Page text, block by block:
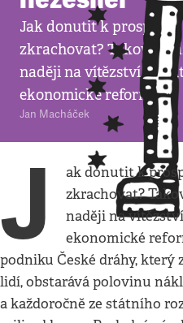
Jak donutit k
zkrachovat? Taková
naději na vítězství v
ekonomické reformy.
Jan Macháček
J
ak donutit k
zkrachovat?
naději na
ekonomické
podniku České dráhy, který
lidí, obstarává polovinu
a každoročně ze státního